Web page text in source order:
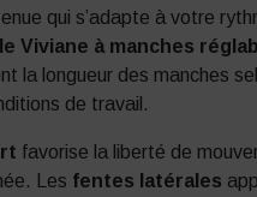
qui s’adapte à votre
Viviane à manches
la longueur des manches
de travail.
favorise la liberté de
Les fentes latérales